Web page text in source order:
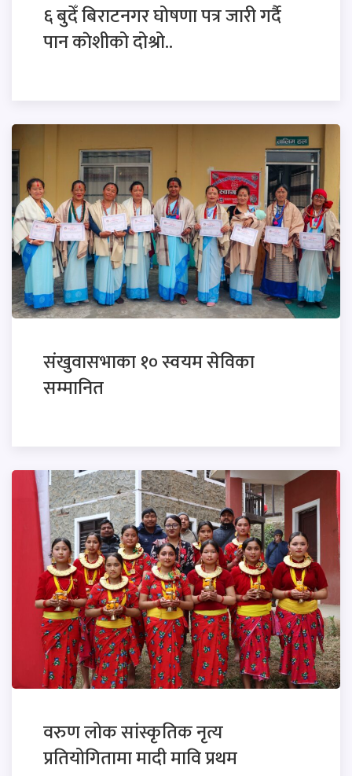
६ बुदेँ बिराटनगर घोषणा पत्र जारी गर्दै
पान काेशीको दोश्रो..
संखुवासभाका १० स्वयम सेविका
सम्मानित
वरुण लोक सांस्कृतिक नृत्य
प्रतियोगितामा मादी मावि प्रथम